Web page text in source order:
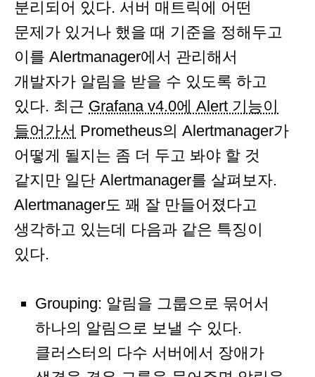
분리되어 있다. 서버 매트릭에 어떤
문제가 있거나 했을 때 기준을 정해두고
이를 Alertmanager에서 관리해서
개발자가 알림을 받을 수 있도록 하고
있다. 최근 Grafana v4.0에 Alert 기능이
들어가서 Prometheus의 Alertmanager가
어떻게 될지는 좀 더 두고 봐야 할 것
같지만 일단 Alertmanager를 살펴보자.
Alertmanager도 꽤 잘 만들어졌다고
생각하고 있는데 다음과 같은 특징이
있다.
Grouping: 알림을 그룹으로 묶어서
하나의 알림으로 보낼 수 있다.
클러스터의 다수 서버에서 장애가